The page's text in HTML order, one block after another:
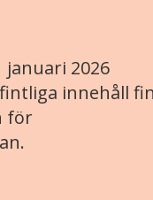
2026
innehåll
för